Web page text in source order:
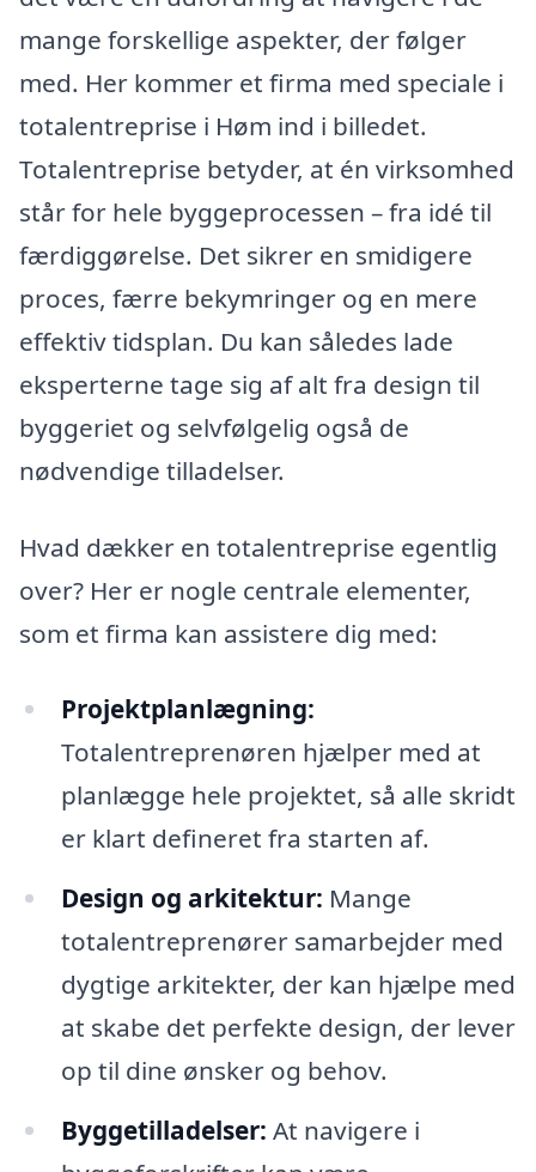
mange forskellige aspekter, der følger
med. Her kommer et firma med speciale i
totalentreprise i Høm ind i billedet.
Totalentreprise betyder, at én virksomhed
står for hele byggeprocessen – fra idé til
færdiggørelse. Det sikrer en smidigere
proces, færre bekymringer og en mere
effektiv tidsplan. Du kan således lade
eksperterne tage sig af alt fra design til
byggeriet og selvfølgelig også de
nødvendige tilladelser.
Hvad dækker en totalentreprise egentlig
over? Her er nogle centrale elementer,
som et firma kan assistere dig med:
Projektplanlægning:
Totalentreprenøren hjælper med at
planlægge hele projektet, så alle skridt
er klart defineret fra starten af.
Design og arkitektur: Mange
totalentreprenører samarbejder med
dygtige arkitekter, der kan hjælpe med
at skabe det perfekte design, der lever
op til dine ønsker og behov.
Byggetilladelser: At navigere i